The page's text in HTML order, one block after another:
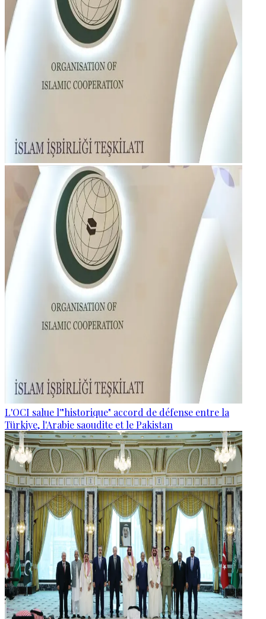
L'OCI salue l'"historique" accord de défense entre la
Türkiye, l'Arabie saoudite et le Pakistan